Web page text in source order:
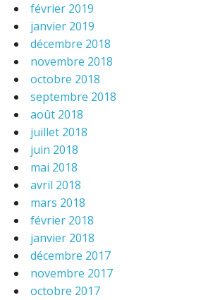
février 2019
janvier 2019
décembre 2018
novembre 2018
octobre 2018
septembre 2018
août 2018
juillet 2018
juin 2018
mai 2018
avril 2018
mars 2018
février 2018
janvier 2018
décembre 2017
novembre 2017
octobre 2017